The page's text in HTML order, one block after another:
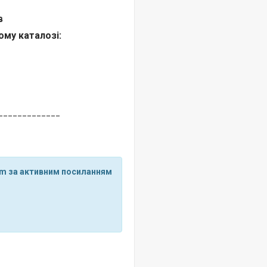
каталозі:
за активним посиланням